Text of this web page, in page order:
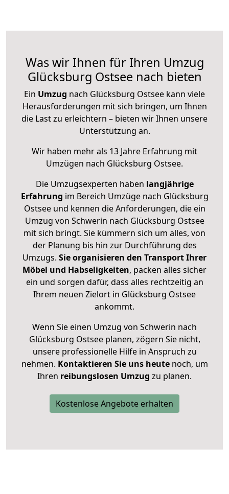
Was wir Ihnen für Ihren Umzug
Glücksburg Ostsee nach bieten
Ein Umzug nach Glücksburg Ostsee kann viele
Herausforderungen mit sich bringen, um Ihnen
die Last zu erleichtern – bieten wir Ihnen unsere
Unterstützung an.
Wir haben mehr als 13 Jahre Erfahrung mit
Umzügen nach Glücksburg Ostsee.
Die Umzugsexperten haben langjährige
Erfahrung im Bereich Umzüge nach Glücksburg
Ostsee und kennen die Anforderungen, die ein
Umzug von Schwerin nach Glücksburg Ostsee
mit sich bringt. Sie kümmern sich um alles, von
der Planung bis hin zur Durchführung des
Umzugs. Sie organisieren den Transport Ihrer
Möbel und Habseligkeiten, packen alles sicher
ein und sorgen dafür, dass alles rechtzeitig an
Ihrem neuen Zielort in Glücksburg Ostsee
ankommt.
Wenn Sie einen Umzug von Schwerin nach
Glücksburg Ostsee planen, zögern Sie nicht,
unsere professionelle Hilfe in Anspruch zu
nehmen. Kontaktieren Sie uns heutenoch, um
Ihren reibungslosen Umzug zu planen.
Kostenlose Angebote erhalten